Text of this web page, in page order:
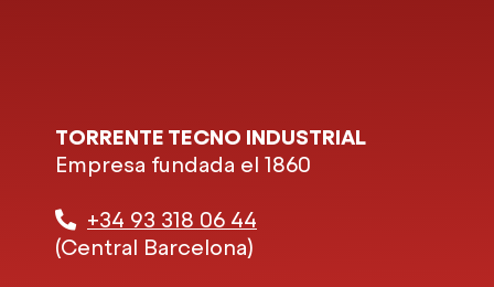
TORRENTE TECNO INDUSTRIAL
Empresa fundada el 1860
+34 93 318 06 44
(Central Barcelona)